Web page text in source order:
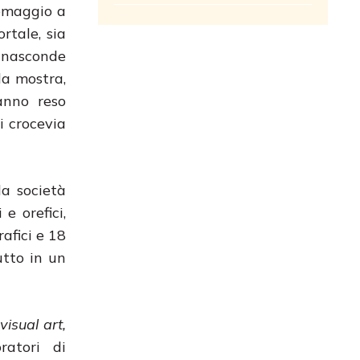
a
sia
mostra,
reso
crocevia
società
e orefici,
e 18
in un
visual art,
di